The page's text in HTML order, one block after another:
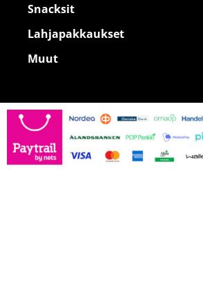
Snacksit
Lahjapakkaukset
Muut